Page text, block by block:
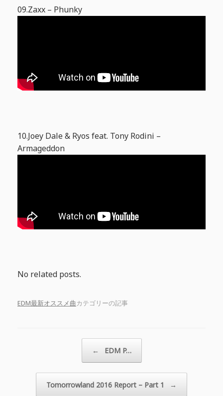
09.Zaxx – Phunky
10.Joey Dale & Ryos feat. Tony Rodini –
Armageddon
No related posts.
EDM最新オススメ曲カテゴリーの記事
← EDM P…
Tomorrowland 2016 Report – Part 1 →